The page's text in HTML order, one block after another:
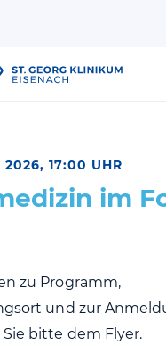
2026, 17:00 UHR
im
zu Programm,
und zur
bitte dem Flyer.